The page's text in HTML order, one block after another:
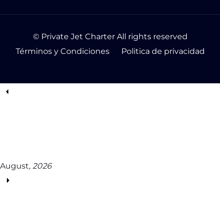
© Private Jet Charter All rights reserved
Términos y Condiciones
Politica de privacidad
August, 2026